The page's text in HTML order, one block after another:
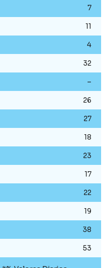
7
11
4
32
–
26
27
18
23
17
22
19
38
53